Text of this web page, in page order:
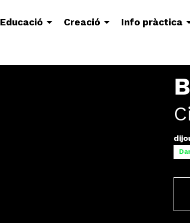
Educació Creació Info pràctica